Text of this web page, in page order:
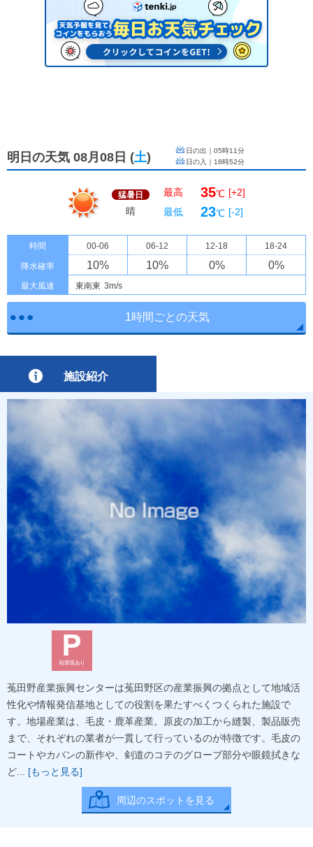
明日の天気 08月08日 (土) 日の出｜ 05時11分
日の入｜ 18時52分
猛暑日
晴
最高 35℃ [+2]
最低
23℃ [-2]
時間 00-06 06-12 12-18 18-24
降水確率 10% 10% 0% 0%
最大風速 東南東 3m/s
1時間ごとの天気
施設紹介
駐車場あり
菟田野産業振興センターは菟田野区の産業振興の拠点として地域活
性化や情報発信基地としての役割を果たすべくつくられた施設で
す。地場産業は、毛皮・鹿革産業。原皮の加工から縫製、製品販売
まで、それぞれの業者が一貫して行っているのが特徴です。毛皮の
コートやカバンの新作や、剣道のコテのグローブ部分や眼鏡拭きな
ど... [もっと見る]
周辺のスポットを見る